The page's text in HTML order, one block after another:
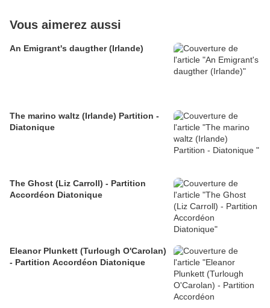
Vous aimerez aussi
An Emigrant's daugther (Irlande)
The marino waltz (Irlande) Partition -
Diatonique
The Ghost (Liz Carroll) - Partition
Accordéon Diatonique
Eleanor Plunkett (Turlough O'Carolan)
- Partition Accordéon Diatonique